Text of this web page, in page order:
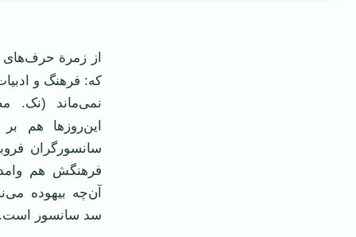
‌‌از زمرة
که: فرهنگ و
نمی‌ماند
این‌روزها هم
سانسورگران
فرهنگش هم
آن‌چه بیهوده
سد سانسور